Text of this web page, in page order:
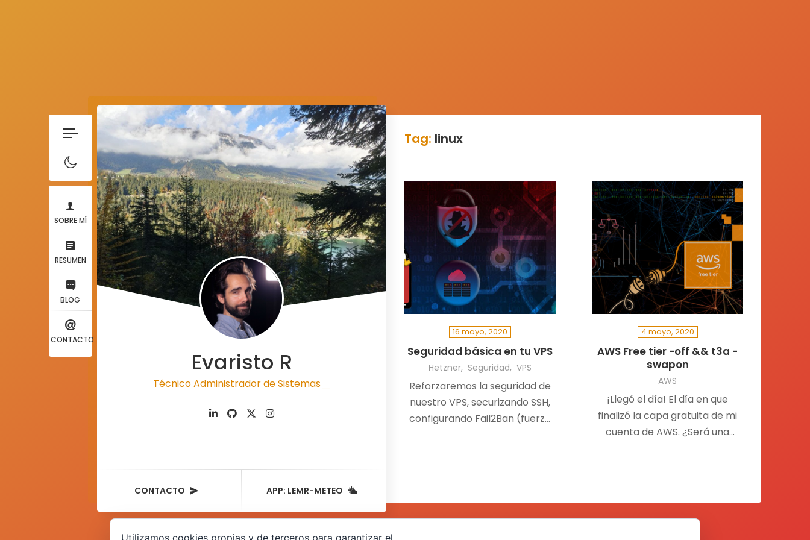
SOBRE MÍ
RESUMEN
BLOG
CONTACTO
Evaristo R
Técnico Administrador de Sistemas
CONTACTO APP: LEMR-METEO
Tag: linux
16 mayo, 2020
Seguridad básica en tu VPS
Hetzner Seguridad VPS
Reforzaremos la seguridad de
nuestro VPS, securizando SSH,
configurando Fail2Ban (fuerza
4 mayo, 2020
AWS Free tier -off && t3a -
swapon
AWS
¡Llegó el día! El día en que
finalizó la capa gratuita de mi
cuenta de AWS. ¿Será una
Utilizamos cookies propias y de terceros para garantizar el